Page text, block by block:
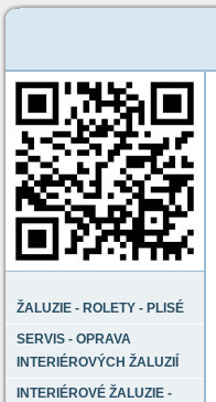
ŽALUZIE - ROLETY - PLISÉ
SERVIS - OPRAVA
INTERIÉROVÝCH ŽALUZIÍ
INTERIÉROVÉ ŽALUZIE -